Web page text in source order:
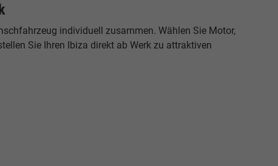
individuell zusammen. Wählen Sie Motor,
Sie Ihren Ibiza direkt ab Werk zu attraktiven